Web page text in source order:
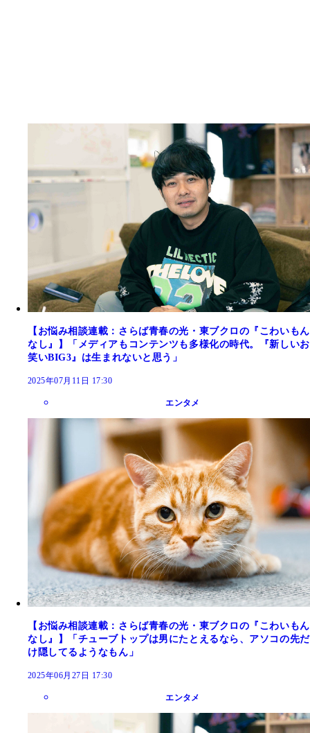
【お悩み相談連載：さらば青春の光・東ブクロの『こわいもん
なし』】「メディアもコンテンツも多様化の時代。『新しいお
笑いBIG3』は生まれないと思う」
2025年07月11日 17:30
エンタメ
【お悩み相談連載：さらば青春の光・東ブクロの『こわいもん
なし』】「チューブトップは男にたとえるなら、アソコの先だ
け隠してるようなもん」
2025年06月27日 17:30
エンタメ